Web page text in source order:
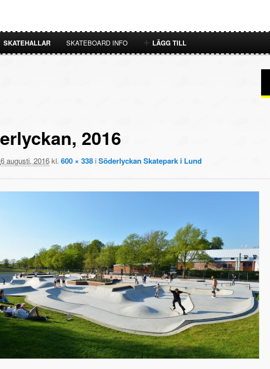
SKATEHALLAR SKATEBOARD INFO LÄGG TILL
2016
6 augusti, 2016kl. 600 × 338iSöderlyckan Skatepark i Lund